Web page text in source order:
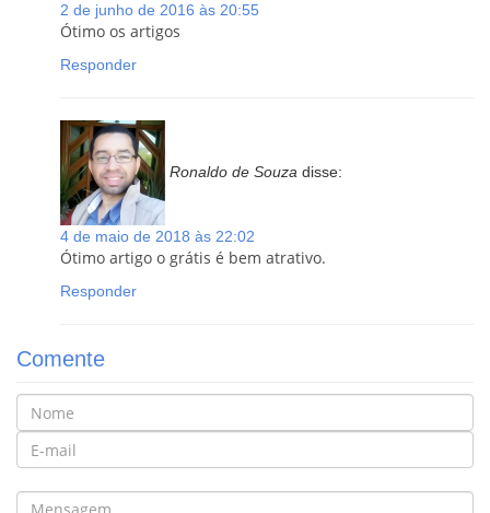
2 de junho de 2016 às 20:55
Ótimo os artigos
Responder
Ronaldo de Souza disse:
4 de maio de 2018 às 22:02
Ótimo artigo o grátis é bem atrativo.
Responder
Comente